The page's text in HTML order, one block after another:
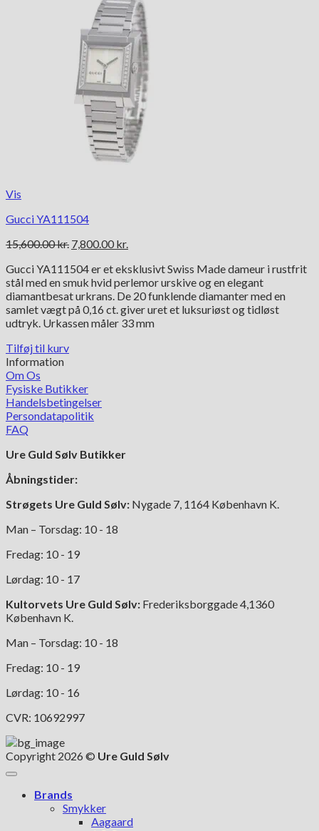
Vis
Gucci YA111504
15,600.00kr. Den
pris
var:
15,600.00 kr..
7,800.00 kr.
pris
er:
7,800.00 kr..
Gucci YA111504 er et eksklusivt Swiss Made dameur i rustfrit
stål med en smuk hvid perlemor urskive og en elegant
diamantbesat urkrans. De 20 funklende diamanter med en
samlet vægt på 0,16 ct. giver uret et luksuriøst og tidløst
udtryk. Urkassen måler 33 mm
Tilføj til kurv
Information
Om Os
Fysiske Butikker
Handelsbetingelser
Persondatapolitik
FAQ
Ure Guld Sølv Butikker
Åbningstider:
Strøgets Ure Guld Sølv: Nygade 7, 1164 København K.
Man – Torsdag: 10 - 18
Fredag: 10 - 19
Lørdag: 10 - 17
Kultorvets Ure Guld Sølv: Frederiksborggade 4,1360
København K.
Man – Torsdag: 10 - 18
Fredag: 10 - 19
Lørdag: 10 - 16
CVR: 10692997
Copyright 2026 © Ure Guld Sølv
Brands
Smykker
Aagaard